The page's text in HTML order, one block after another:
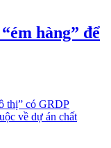
hàng” để